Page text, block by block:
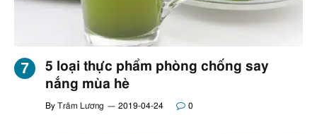
5 loại thực phẩm phòng chống say
nắng mùa hè
By Trâm Lương 2019-04-24 0